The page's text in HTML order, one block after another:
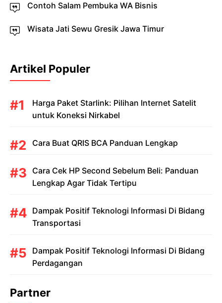
Contoh Salam Pembuka WA Bisnis
Wisata Jati Sewu Gresik Jawa Timur
Artikel Populer
Harga Paket Starlink: Pilihan Internet Satelit
untuk Koneksi Nirkabel
Cara Buat QRIS BCA Panduan Lengkap
Cara Cek HP Second Sebelum Beli: Panduan
Lengkap Agar Tidak Tertipu
Dampak Positif Teknologi Informasi Di Bidang
Transportasi
Dampak Positif Teknologi Informasi Di Bidang
Perdagangan
Partner